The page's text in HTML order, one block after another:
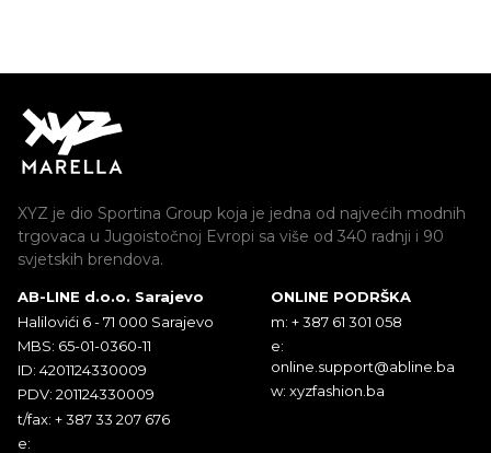
XYZ je dio Sportina Group koja je jedna od najvećih modnih
trgovaca u Jugoistočnoj Evropi sa više od 340 radnji i 90
svjetskih brendova.
AB-LINE d.o.o. Sarajevo
Halilovići 6 - 71 000 Sarajevo
MBS: 65-01-0360-11
ID: 4201124330009
PDV: 201124330009
t/fax: + 387 33 207 676
e:
ONLINE PODRŠKA
m: + 387 61 301 058
e:
online.support@abline.ba
w: xyzfashion.ba